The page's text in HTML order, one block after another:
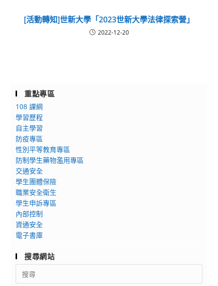
[活動轉知]世新大學「2023世新大學法律探索營」
2022-12-20
重點專區
108 課綱
學習歷程
自主學習
防疫專區
性別平等教育專區
防制學生藥物濫用專區
交通安全
學生團體保險
職業安全衛生
學生申訴專區
內部控制
資通安全
電子書庫
搜尋網站
Search
for: